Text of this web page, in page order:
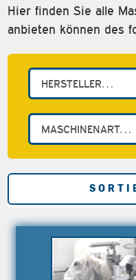
Hier finden Sie alle
anbieten können des